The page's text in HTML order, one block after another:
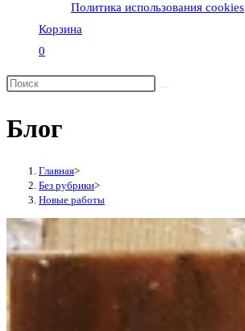
Политика использования cookies
Корзина
0
поиск
веб-
Блог
Главная>
Без рубрики>
Новые работы